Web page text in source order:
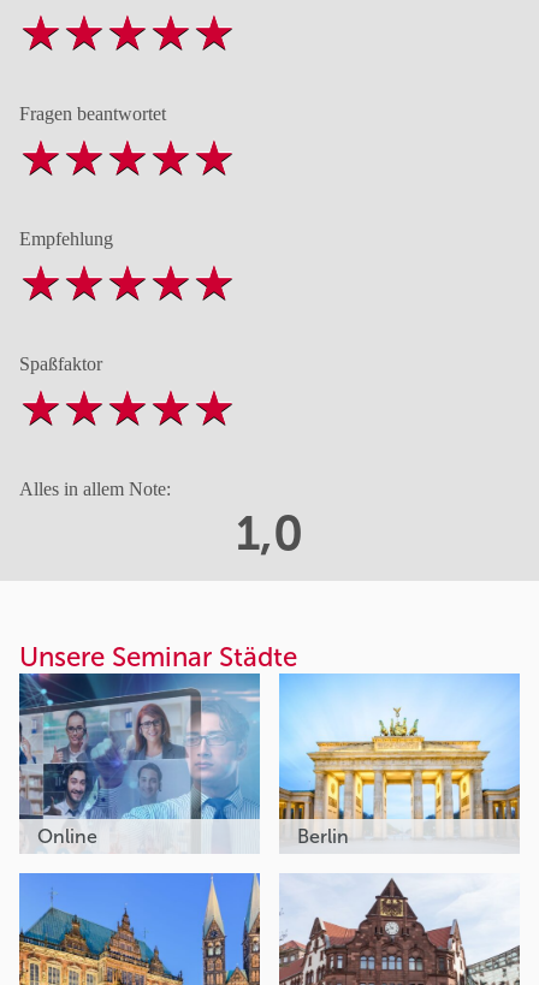
Fragen beantwortet
Empfehlung
Spaßfaktor
Alles in allem Note:
1,0
Unsere Seminar Städte
Online Berlin